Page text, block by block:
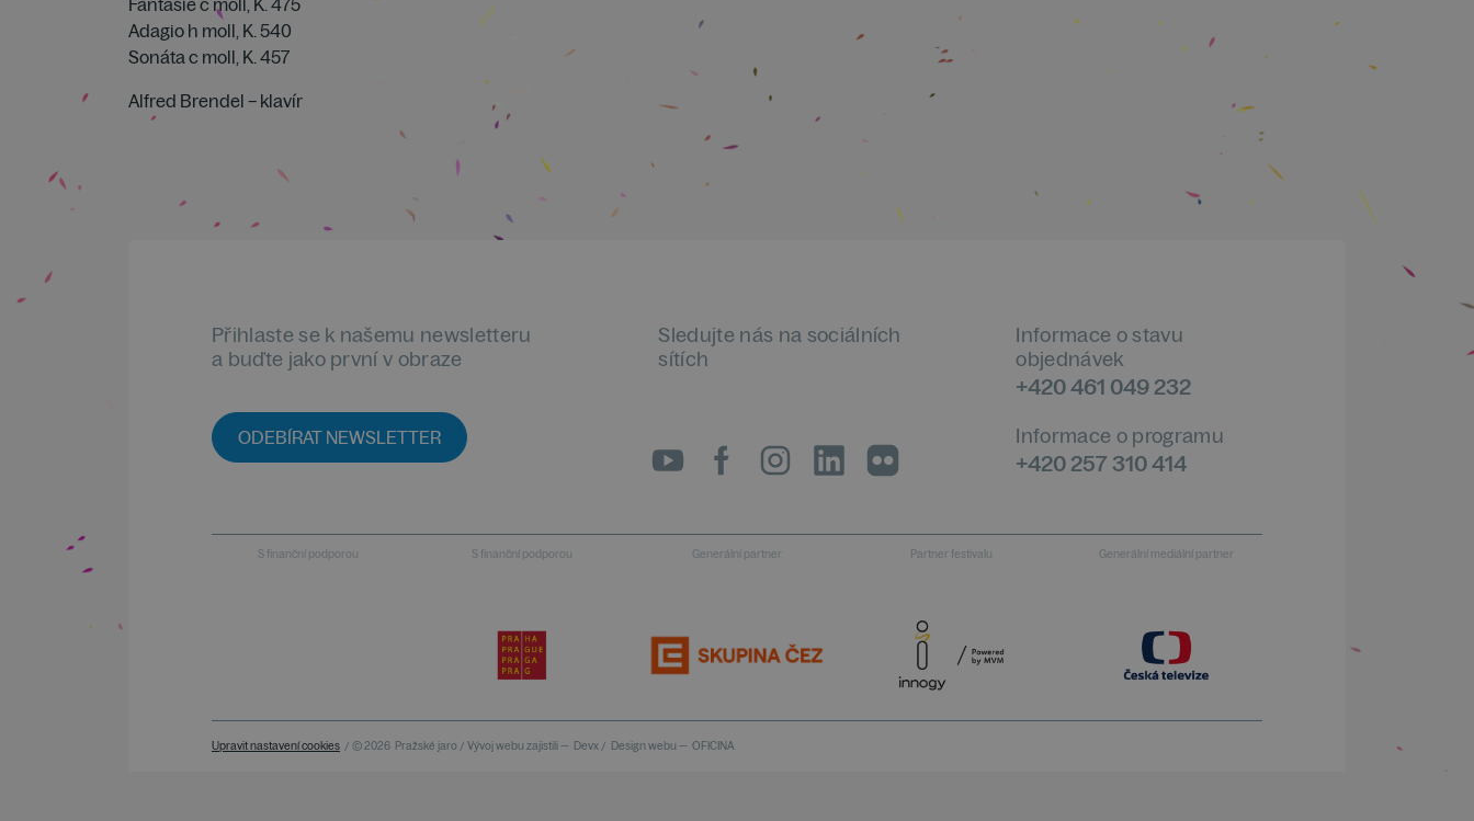
Fantasie c moll, K. 475
Adagio h moll, K. 540
Sonáta c moll, K. 457
Alfred Brendel – klavír
Přihlaste se k našemu newsletteru
a buďte jako první v obraze
ODEBÍRAT NEWSLETTER
Sledujte nás na sociálních
sítích
Informace o stavu
objednávek
+420 461 049 232
Informace o programu
+420 257 310 414
S finanční podporou S finanční podporou Generální partner Partner festivalu Generální mediální partner
Upravit nastavení cookies / © 2026 Pražské jaro / Vývoj webu zajistili — Devx / Design webu — OFICINA